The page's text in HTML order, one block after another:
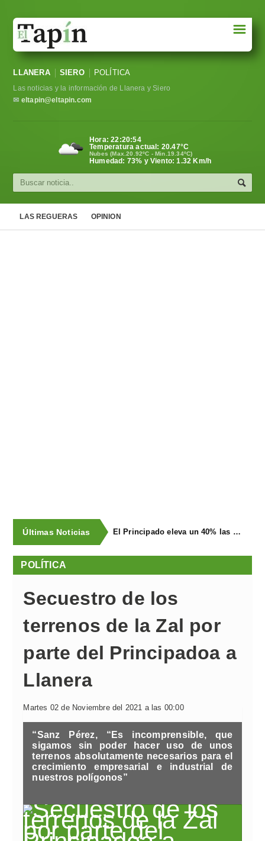
Sociedad
Política
Cultura
☰
LLANERA SIERO POLÍTICA
Las noticias y la información de Llanera y Siero
✉ eltapin@eltapin.com
Hora:22:20:54
Temperatura actual: 20.47°C
Nubes (Max.20.92ºC - Min.19.34ºC)
Humedad: 73% y Viento: 1.32 Km/h
LAS REGUERAS OPINION
Últimas Noticias El Principado eleva un 40% las ayudas a la producción ecológica, que superan los cuatro millones de euros
POLÍTICA
Secuestro de los
terrenos de la Zal por
parte del Principadoa a
Llanera
Martes 02 de Noviembre del 2021 a las 00:00
“Sanz Pérez, “Es incomprensible, que
sigamos sin poder hacer uso de unos
terrenos absolutamente necesarios para el
crecimiento empresarial e industrial de
nuestros polígonos”